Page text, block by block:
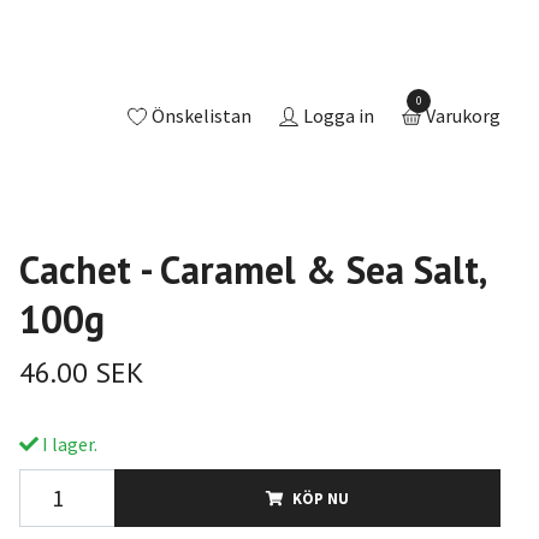
Önskelistan Logga in
0
Varukorg
Cachet - Caramel & Sea Salt,
100g
46.00 SEK
I lager.
KÖP NU